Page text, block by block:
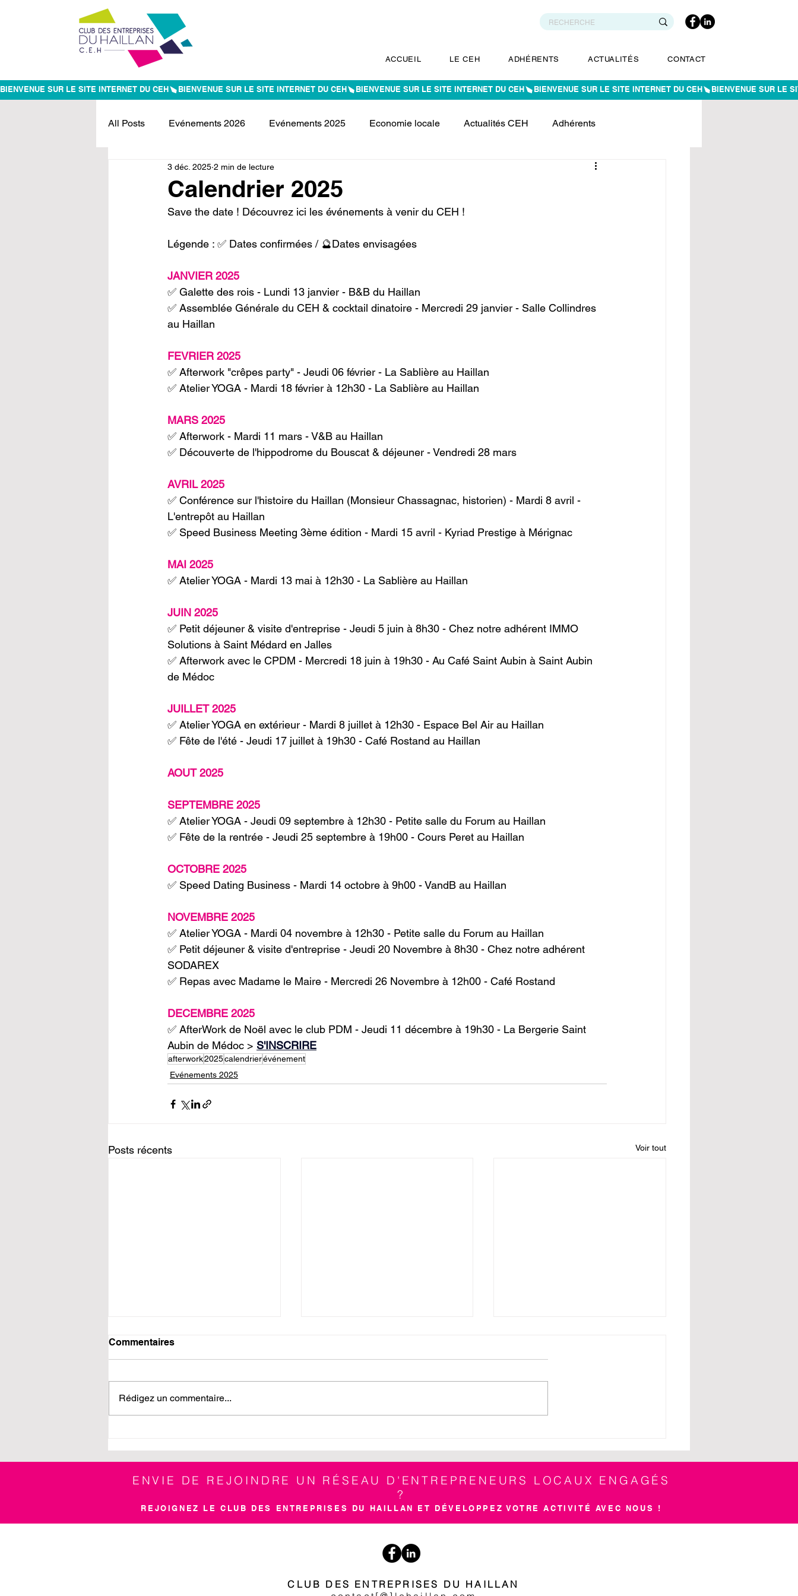
ACCUEIL LE CEH ADHÉRENTS ACTUALITÉS CONTACT
BIENVENUE SUR LE SITE INTERNET DU CEH
All Posts Evénements 2026 Evénements 2025 Economie locale Actualités CEH Adhérents
Evénements passés
Calendrier 2025
3 déc. 2025 2 min de lecture
Save the date ! Découvrez ici les événements à venir du CEH !
Légende : ✅ Dates confirmées / 🔮Dates envisagées
JANVIER 2025
✅ Galette des rois - Lundi 13 janvier - B&B du Haillan
✅ Assemblée Générale du CEH & cocktail dinatoire - Mercredi 29 janvier - Salle Collindres
au Haillan
FEVRIER 2025
✅ Afterwork "crêpes party" - Jeudi 06 février - La Sablière au Haillan
✅ Atelier YOGA - Mardi 18 février à 12h30 - La Sablière au Haillan
MARS 2025
✅ Afterwork - Mardi 11 mars - V&B au Haillan
✅ Découverte de l'hippodrome du Bouscat & déjeuner - Vendredi 28 mars
AVRIL 2025
✅ Conférence sur l'histoire du Haillan (Monsieur Chassagnac, historien) - Mardi 8 avril -
L'entrepôt au Haillan
✅ Speed Business Meeting 3ème édition - Mardi 15 avril - Kyriad Prestige à Mérignac
MAI 2025
✅ Atelier YOGA - Mardi 13 mai à 12h30 - La Sablière au Haillan
JUIN 2025
✅ Petit déjeuner & visite d'entreprise - Jeudi 5 juin à 8h30 - Chez notre adhérent IMMO
Solutions à Saint Médard en Jalles
✅ Afterwork avec le CPDM - Mercredi 18 juin à 19h30 - Au Café Saint Aubin à Saint Aubin
de Médoc
JUILLET 2025
✅ Atelier YOGA en extérieur - Mardi 8 juillet à 12h30 - Espace Bel Air au Haillan
✅ Fête de l'été - Jeudi 17 juillet à 19h30 - Café Rostand au Haillan
AOUT 2025
SEPTEMBRE 2025
✅ Atelier YOGA - Jeudi 09 septembre à 12h30 - Petite salle du Forum au Haillan
✅ Fête de la rentrée - Jeudi 25 septembre à 19h00 - Cours Peret au Haillan
OCTOBRE 2025
✅ Speed Dating Business - Mardi 14 octobre à 9h00 - VandB au Haillan
NOVEMBRE 2025
✅ Atelier YOGA - Mardi 04 novembre à 12h30 - Petite salle du Forum au Haillan
✅ Petit déjeuner & visite d'entreprise - Jeudi 20 Novembre à 8h30 - Chez notre adhérent
SODAREX
✅ Repas avec Madame le Maire - Mercredi 26 Novembre à 12h00 - Café Rostand
DECEMBRE 2025
✅ AfterWork de Noël avec le club PDM - Jeudi 11 décembre à 19h30 - La Bergerie Saint
Aubin de Médoc > S'INSCRIRE
afterwork2025calendrierévénement
Evénements 2025
Posts récents Voir tout
Commentaires
Rédigez un commentaire...
ENVIE DE REJOINDRE UN RÉSEAU D'ENTREPRENEURS LOCAUX ENGAGÉS
?
REJOIGNEZ LE CLUB DES ENTREPRISES DU HAILLAN ET DÉVELOPPEZ VOTRE ACTIVITÉ AVEC NOUS !
CLUB DES ENTREPRISES DU HAILLAN